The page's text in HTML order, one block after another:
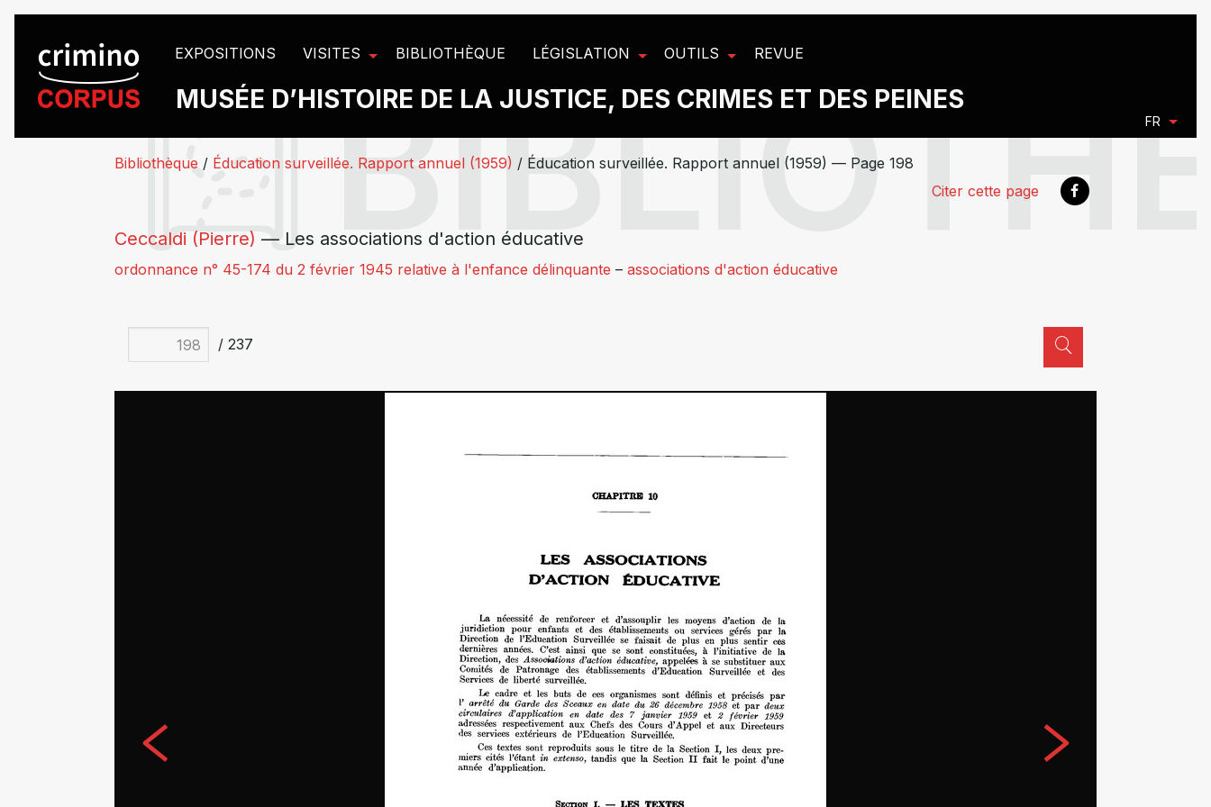
EXPOSITIONS VISITES BIBLIOTHÈQUE LÉGISLATION OUTILS REVUE
MUSÉE D’HISTOIRE DE LA JUSTICE, DES CRIMES ET DES PEINES
FR
Bibliothèque / Éducation surveillée. Rapport annuel (1959) / Éducation surveillée. Rapport annuel (1959) — Page 198
Citer cette page
Ceccaldi (Pierre) — Les associations d'action éducative
ordonnance n° 45-174 du 2 février 1945 relative à l'enfance délinquante – associations d'action éducative
/ 237
Panneau de gestion des cookies